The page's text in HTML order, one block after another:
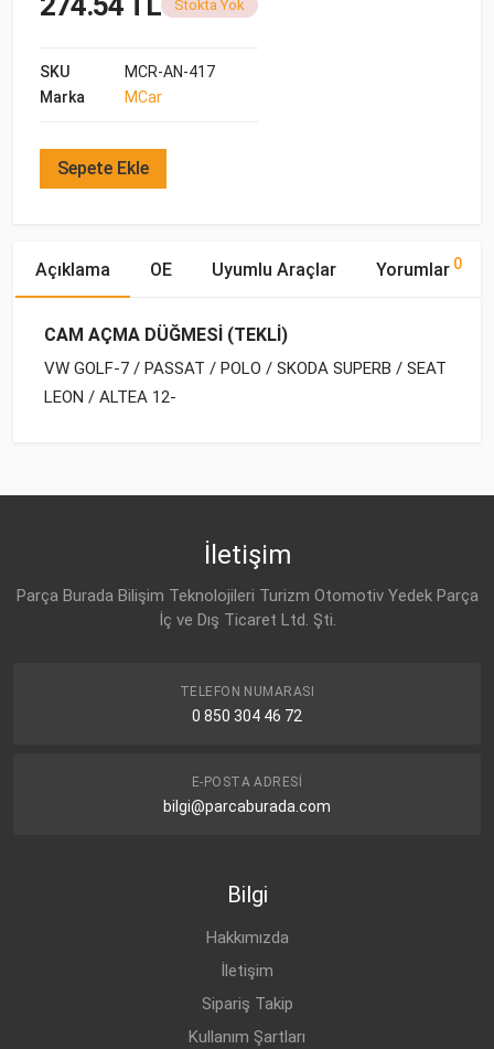
Stokta Yok
SKU
MCR-AN-417
Marka
MCar
Sepete Ekle
Açıklama OE Uyumlu Araçlar Yorumlar 0
CAM AÇMA DÜĞMESİ (TEKLİ)
VW GOLF-7 / PASSAT / POLO / SKODA SUPERB / SEAT
LEON / ALTEA 12-
VW
İletişim
Parça Burada Bilişim Teknolojileri Turizm Otomotiv Yedek Parça
İç ve Dış Ticaret Ltd. Şti.
TELEFON NUMARASI
0 850 304 46 72
E-POSTA ADRESI
bilgi@parcaburada.com
Bilgi
Hakkımızda
İletişim
Sipariş Takip
Kullanım Şartları